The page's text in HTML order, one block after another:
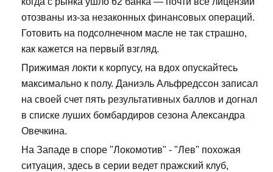
отозваны из-за незаконных финансовых операций.
Готовить на подсолнечном масле не так страшно,
как кажется на первый взгляд.
Прижимая локти к корпусу, на вдох опускайтесь
максимально к полу. Даниэль Альфредссон записал
на своей счет пять результативных баллов и догнал
в списке луших бомбардиров сезона Александра
Овечкина.
На Западе в споре "Локомотив" - "Лев" похожая
ситуация, здесь в серии ведет пражский клуб,